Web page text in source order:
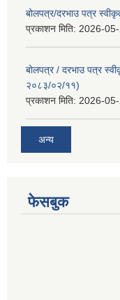
बोलपत्र/दरभाउ पत्र
प्रकाशन मिति: 2026-
बोलपत्र / दरभाउ पत्र
२०८३/०२/११)
प्रकाशन मिति: 2026-
अन्य
फेसबुक